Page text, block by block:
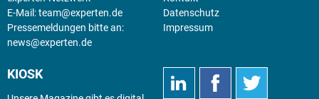
E-Mail:team@experten.de
Pressemeldungen bitte an:
news@experten.de
Datenschutz
Impressum
KIOSK